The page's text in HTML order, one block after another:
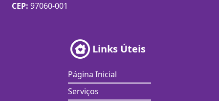
CEP: 97060-001
Links Úteis
Página Inicial
Serviços